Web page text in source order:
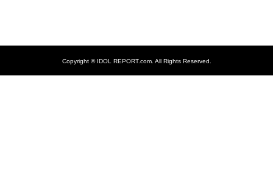
Copyright ©IDOL REPORT.com. All Rights Reserved.